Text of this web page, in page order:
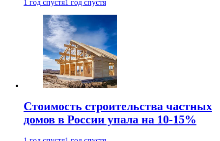
1 год спустя1 год спустя
Стоимость строительства частных
домов в России упала на 10-15%